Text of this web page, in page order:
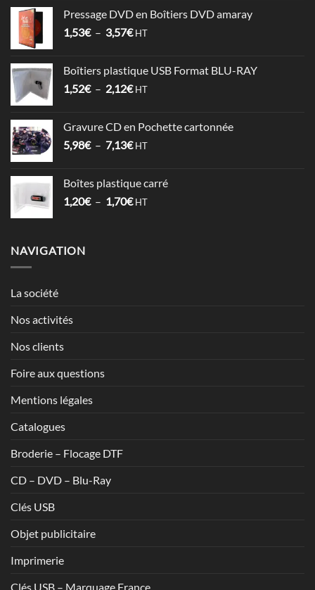
6,78€
à
Pressage DVD en Boîtiers DVD amaray
1,53€ – 3,57€Plage
1,53€
à
HT
Boîtiers plastique USB Format BLU-RAY
1,52€ – 2,12€Plage
1,52€
à
HT
Gravure CD en Pochette cartonnée
5,98€ – 7,13€Plage
5,98€
à
HT
Boîtes plastique carré
1,20€ – 1,70€Plage
HT
NAVIGATION
La société
Nos activités
Nos clients
Foire aux questions
Mentions légales
Catalogues
Broderie – Flocage DTF
CD – DVD – Blu-Ray
Clés USB
Objet publicitaire
Imprimerie
Clés USB – Marquage France